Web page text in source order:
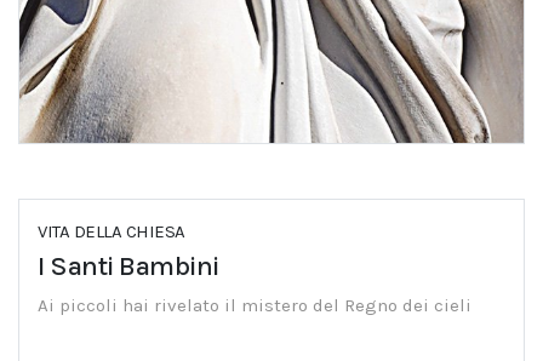
VITA DELLA CHIESA
I Santi Bambini
Ai piccoli hai rivelato il mistero del Regno dei cieli